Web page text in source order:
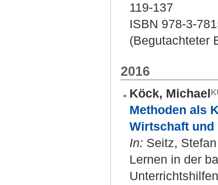
119-137
ISBN 978-3-
(Begutachteter
2016
Köck, Michael
Methoden als
Wirtschaft und
In: Seitz,
Lernen in der